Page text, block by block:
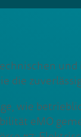
die
wie
eMO